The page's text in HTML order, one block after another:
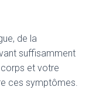
de la
suffisamment
corps et votre
ces symptômes.